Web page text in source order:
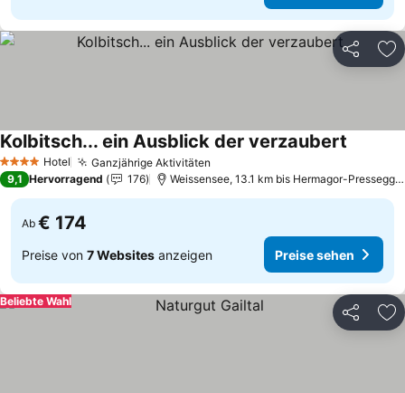
Teilen
4 Sterne Hotel Ganzjährige Aktivitäten
Kolbitsch... ein Ausblick der verzaubert
9,1 Hervorragend 176 Weissensee, 13.1 km bis Hermagor-
Ab € 174
Preise von 7 Websites anzeigen Preise sehen
Teilen
Beliebte Wahl